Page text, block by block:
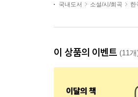
국내도서
소설/시/희곡 한
이 상품의 이벤트 (11개